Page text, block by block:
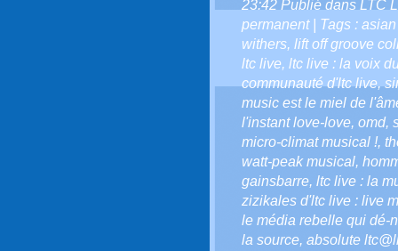
23:42 Publié dans LTC
permanent| Tags :
withers, lift off groove
ltc live, ltc live : la voix
communauté d'ltc live,
music est le miel de
l'instant love-love, omd,
micro-climat musical !,
watt-peak musical,
gainsbarre, ltc live : la
zizikales d'ltc live : live
le média rebelle qui dé-
la source, absolute